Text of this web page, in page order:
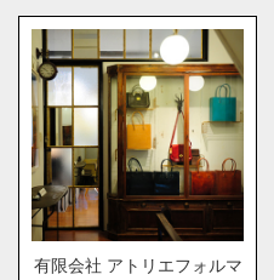
有限会社 アトリエフォルマ